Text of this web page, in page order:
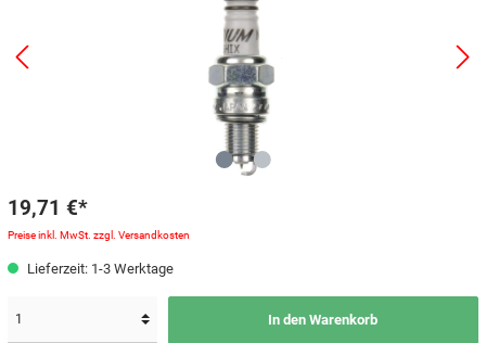
19,71 €*
Preise inkl. MwSt. zzgl. Versandkosten
Lieferzeit: 1-3 Werktage
In den Warenkorb